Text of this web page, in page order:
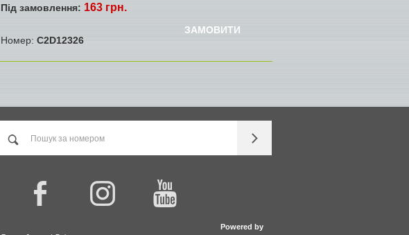
Під замовлення: 163 грн.
ЗАМОВИТИ
Номер: C2D12326
Powered by